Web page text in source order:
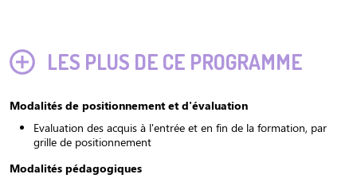
LES PLUS DE CE PROGRAMME
Modalités de positionnement et d'évaluation
Evaluation des acquis à l'entrée et en fin de la formation, par
grille de positionnement
Modalités pédagogiques